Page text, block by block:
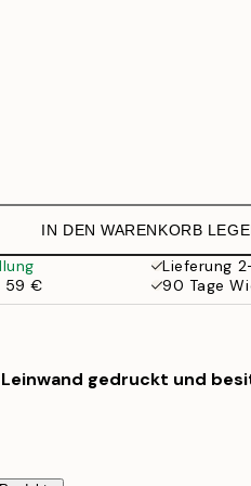
IN DEN WARENKORB
Lieferung
59 €
90 Tage
gedruckt und